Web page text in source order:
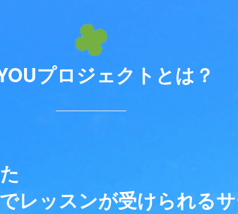
プロジェクトとは？
レッスンが受けられる